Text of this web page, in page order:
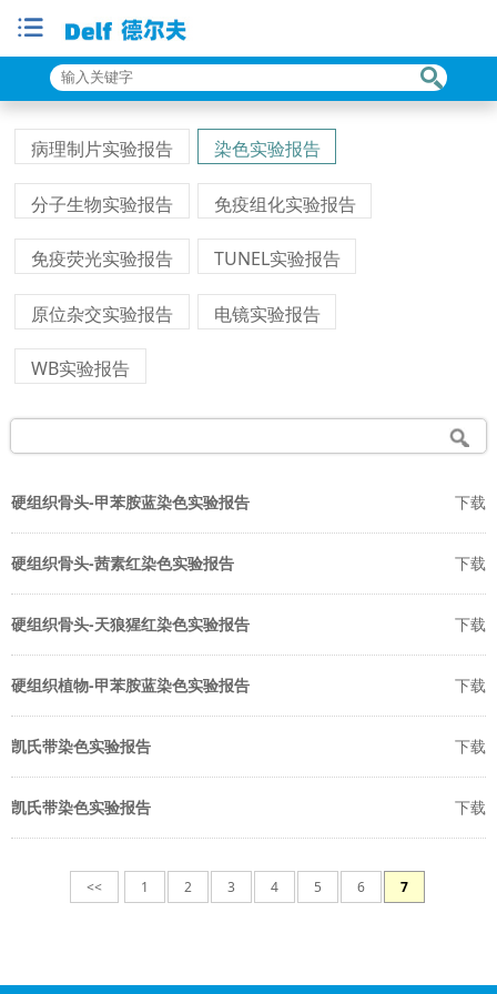
病理制片实验报告 染色实验报告
分子生物实验报告 免疫组化实验报告
免疫荧光实验报告 TUNEL实验报告
原位杂交实验报告 电镜实验报告
WB实验报告
硬组织骨头-甲苯胺蓝染色实验报告 下载
硬组织骨头-茜素红染色实验报告 下载
硬组织骨头-天狼猩红染色实验报告 下载
硬组织植物-甲苯胺蓝染色实验报告 下载
凯氏带染色实验报告 下载
凯氏带染色实验报告 下载
<< 1 2 3 4 5 6 7